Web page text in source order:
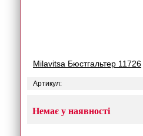
Milavitsa Бюстгальтер 11726
Артикул:
Немає у наявності